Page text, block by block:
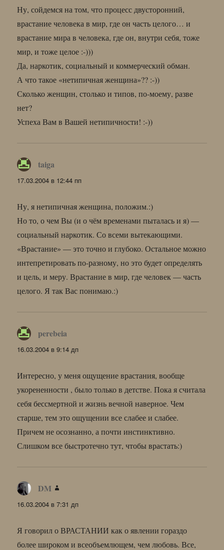
Ну, сойдемся на том, что процесс двусторонний,
врастание человека в мир, где он часть целого… и
врастание мира в человека, где он, внутри себя, тоже
мир, и тоже целое :-)))
Да, наркотик, социальный и коммерческий обман.
А что такое «нетипичная женщина»?? :-))
Сколько женщин, столько и типов, по-моему, разве
нет?
Успеха Вам в Вашей нетипичности! :-))
taiga
17.03.2004 в 12:44 пп
Ну, я нетипичная женщина, положим.:)
Но то, о чем Вы (и о чём временами пыталась и я) —
социальный наркотик. Со всеми вытекающими.
«Врастание» — это точно и глубоко. Остальное можно
интепретировать по-разному, но это будет определять
и цель, и меру. Врастание в мир, где человек — часть
целого. Я так Вас понимаю.:)
perebeia
16.03.2004 в 9:14 дп
Интересно, у меня ощущение врастания, вообще
укорененности , было только в детстве. Пока я считала
себя бессмертной и жизнь вечной наверное. Чем
старше, тем это ощущении все слабее и слабее.
Причем не осознанно, а почти инстинктивно.
Слишком все быстротечно тут, чтобы врастать:)
DM
16.03.2004 в 7:31 дп
Я говорил о ВРАСТАНИИ как о явлении гораздо
более широком и всеобъемлющем, чем любовь. Все,